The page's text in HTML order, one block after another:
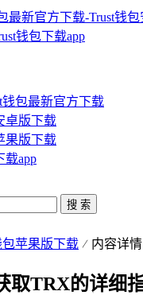
钱包最新官方下载
卓版下载
果版下载
载app
搜 索
包苹果版下载 内容详情
取TRX的详细